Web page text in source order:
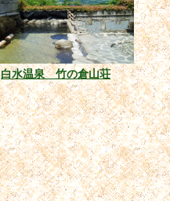
白水温泉 竹の倉山荘